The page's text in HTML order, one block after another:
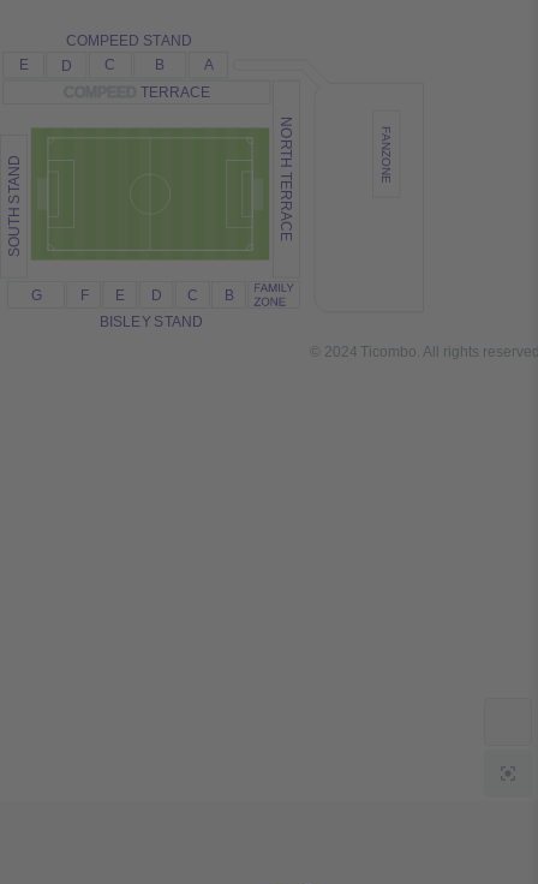
A
B
C
D
E
TERRACE
G F E D C B
SOUTH S
T
AND
NO
R
TH
TERRACE
F
ANZONE
COMPEED STAND
BISLEY STAND
© 2024 Ticombo. All rights